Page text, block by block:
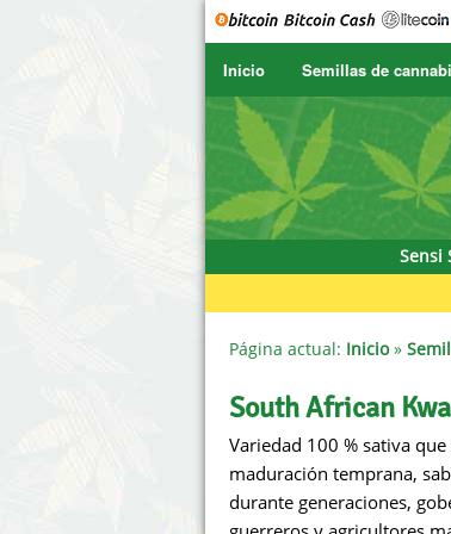
Inicio Semillas de
SENSI SEEDS
SENSI SEEDS RESEARCH
NIRVANA
SERIOUS SEEDS
SPLIFF SEEDS
Ace Seeds
Anaconda Seeds
Sensi
Página actual: Inicio»
South African
Variedad 100 % sativa
maduración temprana,
durante generaciones,